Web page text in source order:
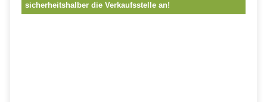
sicherheitshalber die Verkaufsstelle an!